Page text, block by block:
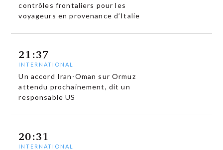
contrôles frontaliers pour les
voyageurs en provenance d’Italie
21:37
INTERNATIONAL
Un accord Iran-Oman sur Ormuz
attendu prochainement, dit un
responsable US
20:31
INTERNATIONAL